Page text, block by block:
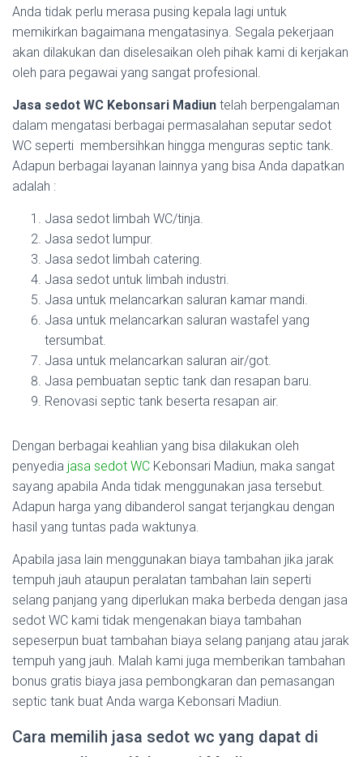
Anda tidak perlu merasa pusing kepala lagi untuk
memikirkan bagaimana mengatasinya. Segala pekerjaan
akan dilakukan dan diselesaikan oleh pihak kami di kerjakan
oleh para pegawai yang sangat profesional.
Jasa sedot WC Kebonsari Madiun telah berpengalaman
dalam mengatasi berbagai permasalahan seputar sedot
WC seperti membersihkan hingga menguras septic tank.
Adapun berbagai layanan lainnya yang bisa Anda dapatkan
adalah :
Jasa sedot limbah WC/tinja.
Jasa sedot lumpur.
Jasa sedot limbah catering.
Jasa sedot untuk limbah industri.
Jasa untuk melancarkan saluran kamar mandi.
Jasa untuk melancarkan saluran wastafel yang
tersumbat.
Jasa untuk melancarkan saluran air/got.
Jasa pembuatan septic tank dan resapan baru.
Renovasi septic tank beserta resapan air.
Dengan berbagai keahlian yang bisa dilakukan oleh
penyedia jasa sedot WC Kebonsari Madiun, maka sangat
sayang apabila Anda tidak menggunakan jasa tersebut.
Adapun harga yang dibanderol sangat terjangkau dengan
hasil yang tuntas pada waktunya.
Apabila jasa lain menggunakan biaya tambahan jika jarak
tempuh jauh ataupun peralatan tambahan lain seperti
selang panjang yang diperlukan maka berbeda dengan jasa
sedot WC kami tidak mengenakan biaya tambahan
sepeserpun buat tambahan biaya selang panjang atau jarak
tempuh yang jauh. Malah kami juga memberikan tambahan
bonus gratis biaya jasa pembongkaran dan pemasangan
septic tank buat Anda warga Kebonsari Madiun.
Cara memilih jasa sedot wc yang dapat di